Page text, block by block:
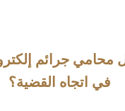
جرائم
في اتجاه القضية؟